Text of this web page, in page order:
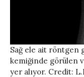
Sağ ele ait röntgen
kemiğinde görülen
yer alıyor. Credit: